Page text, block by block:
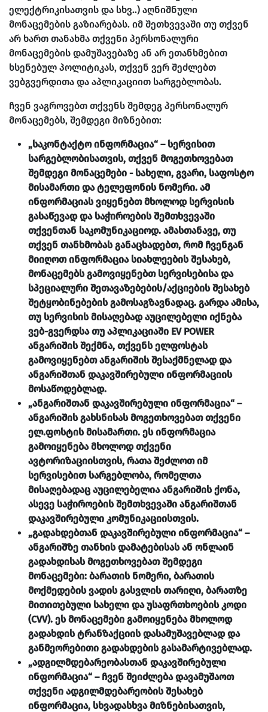
ელექტრიკისათვის და სხვ..) აღნიშნული
მონაცემების გაზიარებას. იმ შეთხვევაში თუ თქვენ
არ ხართ თანახმა თქვენი პერსონალური
მონაცემების დამუშავებაზე ან არ ეთანხმებით
ხსენებულ პოლიტიკას, თქვენ ვერ შეძლებთ
ვებგვერდითა და აპლიკაციით სარგებლობას.
ჩვენ ვაგროვებთ თქვენს შემდეგ პერსონალურ
მონაცემებს, შემდეგი მიზნებით:
„საკონტაქტო ინფორმაცია“ – სერვისით
სარგებლობისათვის, თქვენ მოგეთხოვებათ
შემდეგი მონაცემები - სახელი, გვარი, საფოსტო
მისამართი და ტელეფონის ნომერი. ამ
ინფორმაციას ვიყენებთ მხოლოდ სერვისის
გასაწევად და საჭიროების შემთხვევაში
თქვენთან საკომუნიკაციოდ. ამასთანავე, თუ
თქვენ თანხმობას განაცხადებთ, რომ ჩვენგან
მიიღოთ ინფორმაცია სიახლეების შესახებ,
მონაცემებს გამოვიყენებთ სერვისებისა და
სპეციალური შეთავაზებების/აქციების შესახებ
შეტყობინებების გამოსაგზავნადაც. გარდა ამისა,
თუ სერვისის მისაღებად აუცილებელი იქნება
ვებ-გვერდსა თუ აპლიკაციაში EV POWER
ანგარიშის შექმნა, თქვენს ელფოსტას
გამოვიყენებთ ანგარიშის შესაქმნელად და
ანგარიშთან დაკავშირებული ინფორმაციის
მოსაწოდებლად.
„ანგარიშთან დაკავშირებული ინფორმაცია“ –
ანგარიშის გახსნისას მოგეთხოვებათ თქვენი
ელ.ფოსტის მისამართი. ეს ინფორმაცია
გამოიყენება მხოლოდ თქვენი
ავტორიზაციისთვის, რათა შეძლოთ იმ
სერვისებით სარგებლობა, რომელთა
მისაღებადაც აუცილებელია ანგარიშის ქონა,
ასევე საჭიროების შემთხვევაში ანგარიშთან
დაკავშირებული კომუნიკაციისთვის.
„გადახდებთან დაკავშირებული ინფორმაცია“ –
ანგარიშზე თანხის დამატებისას ან ონლაინ
გადახდისას მოგეთხოვებათ შემდეგი
მონაცემები: ბარათის ნომერი, ბარათის
მოქმედების ვადის გასვლის თარიღი, ბარათზე
მითითებული სახელი და უსაფრთხოების კოდი
(CVV). ეს მონაცემები გამოიყენება მხოლოდ
გადახდის ტრანზაქციის დასამუშავებლად და
განმეორებითი გადახდების გასამარტივებლად.
„ადგილმდებარეობასთან დაკავშირებული
ინფორმაცია“ – ჩვენ შეიძლება დავამუშაოთ
თქვენი ადგილმდებარეობის შესახებ
ინფორმაცია, სხვადასხვა მიზნებისათვის,